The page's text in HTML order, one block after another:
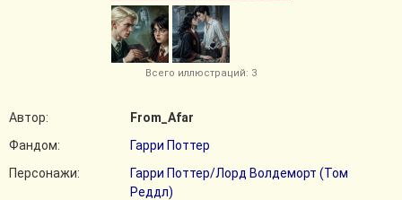
Всего иллюстраций: 3
Автор:
From_Afar
Фандом:
Гарри Поттер
Персонажи:
Гарри Поттер/Лорд Волдеморт (Том
Реддл)